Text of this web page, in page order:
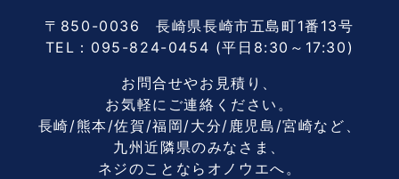
〒850-0036 長崎県長崎市五島町1番13号
TEL： 095-824-0454 (平日8:30～17:30)
お問合せやお見積り、
お気軽にご連絡ください。
長崎/熊本/佐賀/福岡/大分/鹿児島/宮崎など、
九州近隣県のみなさま、
ネジのことならオノウエへ。